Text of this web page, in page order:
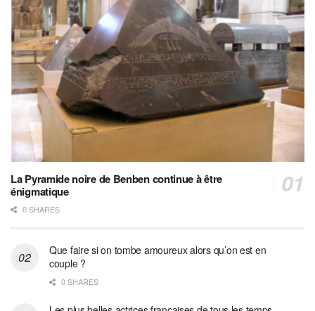
La Pyramide noire de Benben continue à être
énigmatique
0 SHARES
Que faire si on tombe amoureux alors qu’on est en
couple ?
0 SHARES